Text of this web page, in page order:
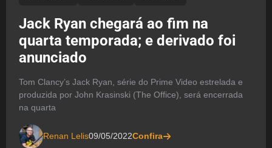
Jack Ryan chegará ao fim na
quarta temporada; e derivado foi
anunciado
Tom Clancy’s Jack Ryan, série do Prime Video estrelada e
produzida por John Krasinski (The Office), será encerrada
na quarta
Renan Lelis09/05/2022Confira